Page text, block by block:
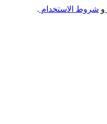
و شروط الاستخدام .